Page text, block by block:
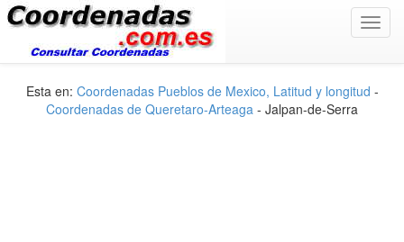
Esta en: Coordenadas Pueblos de Mexico, Latitud y longitud -
Coordenadas de Queretaro-Arteaga - Jalpan-de-Serra